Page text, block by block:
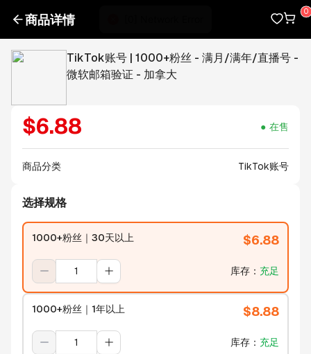
商品详情
TikTok账号 | 1000+粉丝 - 满月/满年/直播号 -
微软邮箱验证 - 加拿大
$6.88 在售
商品分类 TikTok账号
选择规格
1000+粉丝｜30天以上 $6.88
库存 ： 充足
1000+粉丝｜1年以上 $8.88
库存 ： 充足